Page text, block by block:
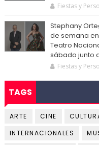
Fiestas y
Stephany
de semana
Teatro
sábado junto
Fiestas y
TAGS
ARTE CINE
INTERNACIONALES